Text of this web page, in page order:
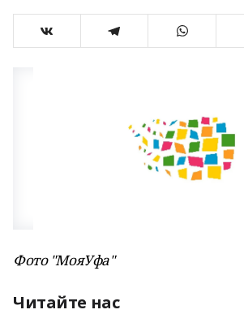
Фото "МояУфа"
Читайте нас